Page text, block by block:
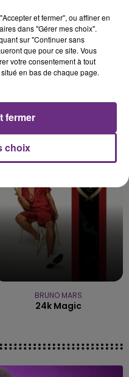
Who's Laughing Now
BRUNO MARS
24k Magic
et fermer", ou affiner en
dans "Gérer mes choix".
sur "Continuer sans
que pour ce site. Vous
votre consentement à tout
en bas de chaque page.
choix
fermer